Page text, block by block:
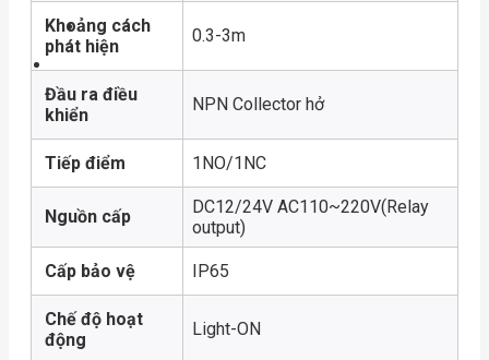
Khoảng cách
phát hiện
0.3-3m
Đầu ra điều
khiển
NPN Collector hở
Tiếp điểm 1NO/1NC
Nguồn cấp
DC12/24V AC110~220V(Relay
output)
Cấp bảo vệ IP65
Chế độ hoạt
động
Light-ON